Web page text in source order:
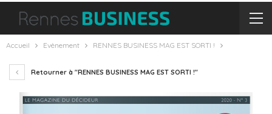
Accueil Evènement RENNES BUSINESS MAG EST SORTI !
Retourner à "RENNES BUSINESS MAG EST SORTI !"